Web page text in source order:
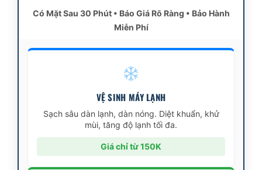
Có Mặt Sau 30 Phút • Báo Giá Rõ Ràng • Bảo Hành
Miễn Phí
VỆ SINH MÁY LẠNH
Sạch sâu dàn lạnh, dàn nóng. Diệt khuẩn, khử
mùi, tăng độ lạnh tối đa.
Giá chỉ từ 150K